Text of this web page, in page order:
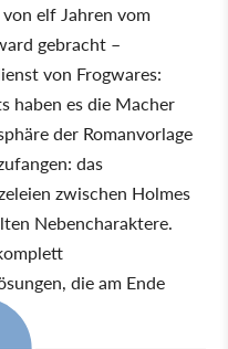
elf Jahren vom
gebracht –
von Frogwares:
haben es die Macher
der Romanvorlage
das
zwischen Holmes
Nebencharaktere.
die am Ende